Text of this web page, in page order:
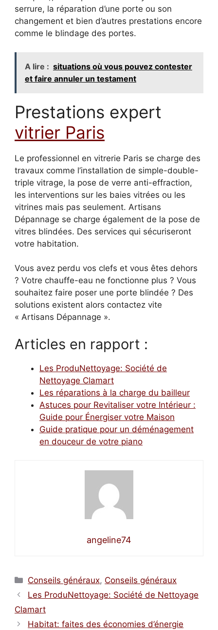
serrure, la réparation d’une porte ou son
changement et bien d’autres prestations encore
comme le blindage des portes.
A lire : situations où vous pouvez contester
et faire annuler un testament
Prestations expert
vitrier Paris
Le professionnel en vitrerie Paris se charge des
travaux comme l’installation de simple-double-
triple vitrage, la pose de verre anti-effraction,
les interventions sur les baies vitrées ou les
vitrines mais pas seulement. Artisans
Dépannage se charge également de la pose de
vitres blindées. Des services qui sécuriseront
votre habitation.
Vous avez perdu vos clefs et vous êtes dehors
? Votre chauffe-eau ne fonctionne plus ? Vous
souhaitez faire poser une porte blindée ? Des
solutions existent alors contactez vite
« Artisans Dépannage ».
Articles en rapport :
Les ProduNettoyage: Société de
Nettoyage Clamart
Les réparations à la charge du bailleur
Astuces pour Revitaliser votre Intérieur :
Guide pour Énergiser votre Maison
Guide pratique pour un déménagement
en douceur de votre piano
angeline74
Catégories
Conseils généraux, Conseils généraux
Les ProduNettoyage: Société de Nettoyage
Clamart
Habitat: faites des économies d’énergie